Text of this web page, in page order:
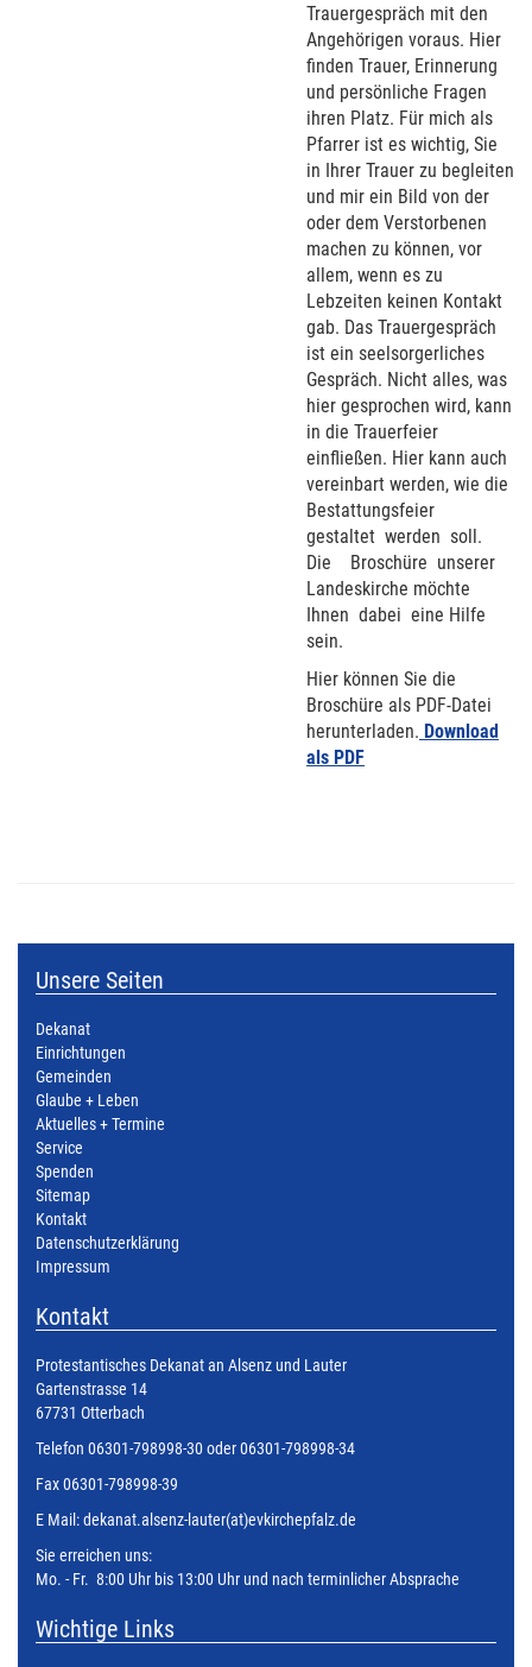
Trauergespräch mit den
Angehörigen voraus. Hier
finden Trauer, Erinnerung
und persönliche Fragen
ihren Platz. Für mich als
Pfarrer ist es wichtig, Sie
in Ihrer Trauer zu begleiten
und mir ein Bild von der
oder dem Verstorbenen
machen zu können, vor
allem, wenn es zu
Lebzeiten keinen Kontakt
gab. Das Trauergespräch
ist ein seelsorgerliches
Gespräch. Nicht alles, was
hier gesprochen wird, kann
in die Trauerfeier
einfließen. Hier kann auch
vereinbart werden, wie die
Bestattungsfeier
gestaltet werden soll.
Die
Broschüre unserer
Landeskirche möchte
Ihnen dabei eine Hilfe
sein.
Hier können Sie die
Broschüre als PDF-Datei
herunterladen. Download
als PDF
Unsere Seiten
Dekanat
Einrichtungen
Gemeinden
Glaube + Leben
Aktuelles + Termine
Service
Spenden
Sitemap
Kontakt
Datenschutzerklärung
Impressum
Kontakt
Protestantisches Dekanat an Alsenz und Lauter
Gartenstrasse 14
67731 Otterbach
Telefon 06301-798998-30 oder 06301-798998-34
Fax 06301-798998-39
E Mail:dekanat.alsenz-lauter(at)evkirchepfalz.de
Sie erreichen uns:
Mo. - Fr. 8:00 Uhr bis 13:00 Uhr und nach terminlicher Absprache
Wichtige Links